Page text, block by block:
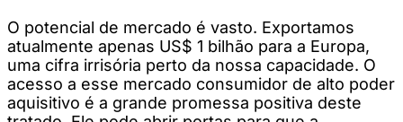
O potencial de mercado é vasto. Exportamos
atualmente apenas US$ 1 bilhão para a Europa,
uma cifra irrisória perto da nossa capacidade. O
acesso a esse mercado consumidor de alto poder
aquisitivo é a grande promessa positiva deste